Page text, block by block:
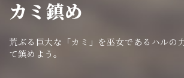
カミ鎮め
荒ぶる巨大な「カミ」を巫女であるハルの
て鎮めよう。